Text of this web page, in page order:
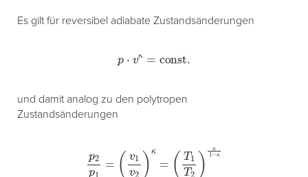
Es gilt für reversibel adiabate Zustandsänderungen
⋅vκ const.
und damit analog zu den polytropen
Zustandsänderungen
( 2 κ T 1 −κ